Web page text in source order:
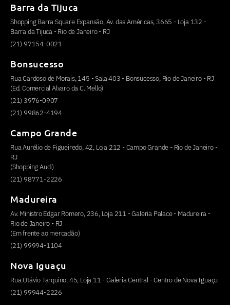
Barra da Tijuca
Shopping Barra Square Expansão, Av. das Américas, 3665 - Loja 132 -
Barra da Tijuca - Rio de Janeiro - RJ
(21) 97154-0021
Bonsucesso
Rua Cardoso de Morais, 145 - Sala 403 - Bonsucesso, Rio de Janeiro - RJ
(Ed. Comercial Alvaro da C. Mello)
(21) 3976-0907
(21) 99862-4194
Campo Grande
Rua Aurélio de Figueiredo, 42, Loja 212 - Campo Grande - Rio de Janeiro -
RJ
(Shopping Audi)
(21) 98771-2226
Madureira
Av. Ministro Edgar Romero, 236, Loja 211 - Galeria Palace - Madureira -
Rio de Janeiro - RJ
(Em frente ao mercadão)
(21) 99994-1104
Nova Iguaçu
Rua Otávio Tarquino, 45, Loja 11 - Galeria Central - Centro de Nova Iguaçu
(21) 99944-2226